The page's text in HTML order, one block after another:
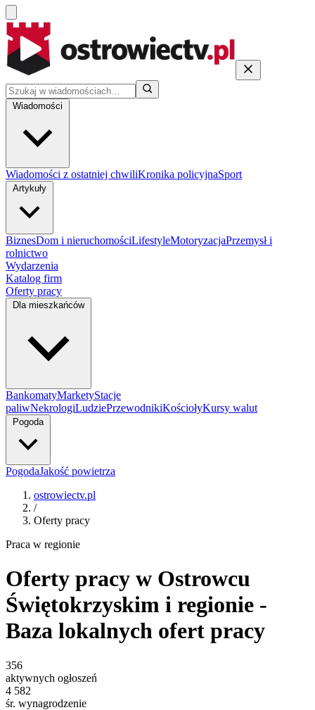
Wiadomości
Wiadomości z ostatniej chwiliKronika policyjnaSport
Artykuły
BiznesDom i nieruchomościLifestyleMotoryzacjaPrzemysł i
rolnictwo
Wydarzenia
Katalog firm
Oferty pracy
Dla mieszkańców
BankomatyMarketyStacje
paliwNekrologiLudziePrzewodnikiKościołyKursy walut
Pogoda
PogodaJakość powietrza
ostrowiectv.pl
/
Oferty pracy
Praca w regionie
Oferty pracy w Ostrowcu
Świętokrzyskim i regionie -
Baza lokalnych ofert pracy
356
aktywnych ogłoszeń
4 582
śr. wynagrodzenie